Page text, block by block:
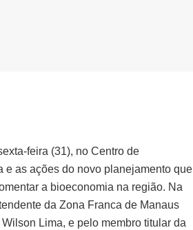
feira (31), no Centro de
e as ações do novo planejamento que
a bioeconomia na região. Na
da Zona Franca de Manaus
Lima, e pelo membro titular da